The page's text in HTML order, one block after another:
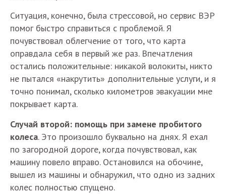
Ситуация, конечно, была стрессовой, но сервис ВЭР
помог быстро справиться с проблемой. Я
почувствовал облегчение от того, что карта
оправдала себя в первый же раз. Впечатления
остались положительные: никакой волокиты, никто
не пытался «накрутить» дополнительные услуги, и я
точно понимал, сколько километров эвакуации мне
покрывает карта.
Случай второй: помощь при замене пробитого
колеса. Это произошло буквально на днях. Я ехал
по загородной дороге, когда почувствовал, как
машину повело вправо. Остановился на обочине,
вышел из машины и обнаружил, что одно из задних
колес полностью спущено.